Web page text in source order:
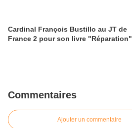
Cardinal François Bustillo au JT de
France 2 pour son livre "Réparation"
Commentaires
Ajouter un commentaire